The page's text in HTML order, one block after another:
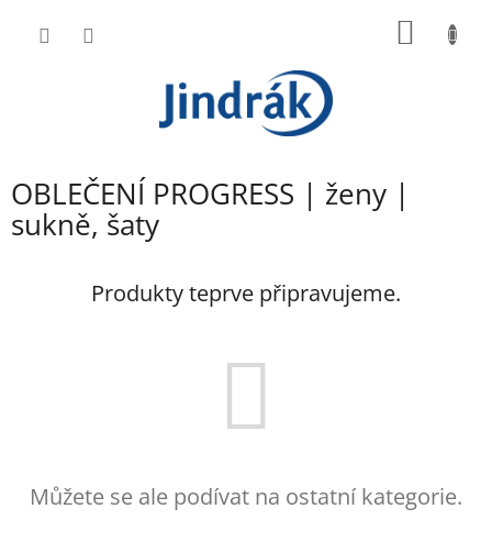
OBLEČENÍ PROGRESS | ženy |
sukně, šaty
Produkty teprve připravujeme.
Můžete se ale podívat na ostatní kategorie.